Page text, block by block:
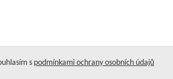
s podmínkami ochrany osobních údajů